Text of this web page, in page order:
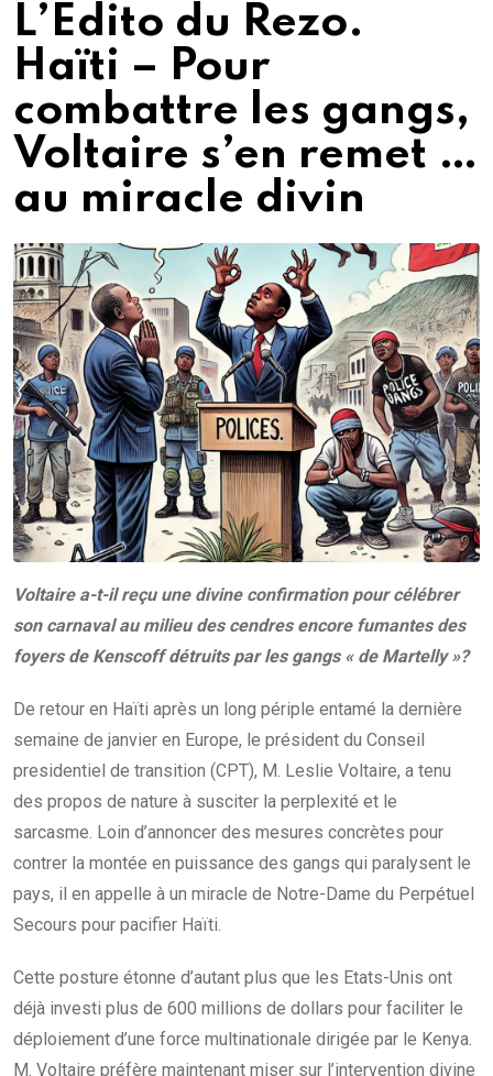
L’Edito du Rezo.
Haïti – Pour
combattre les gangs,
Voltaire s’en remet …
au miracle divin
Voltaire a-t-il reçu une divine confirmation pour célébrer
son carnaval au milieu des cendres encore fumantes des
foyers de Kenscoff détruits par les gangs « de Martelly »?
De retour en Haïti après un long périple entamé la dernière
semaine de janvier en Europe, le président du Conseil
presidentiel de transition (CPT), M. Leslie Voltaire, a tenu
des propos de nature à susciter la perplexité et le
sarcasme. Loin d’annoncer des mesures concrètes pour
contrer la montée en puissance des gangs qui paralysent le
pays, il en appelle à un miracle de Notre-Dame du Perpétuel
Secours pour pacifier Haïti.
Cette posture étonne d’autant plus que les Etats-Unis ont
déjà investi plus de 600 millions de dollars pour faciliter le
déploiement d’une force multinationale dirigée par le Kenya.
M. Voltaire préfère maintenant miser sur l’intervention divine